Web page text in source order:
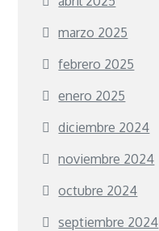
marzo 2025
febrero 2025
enero 2025
diciembre 2024
noviembre 2024
octubre 2024
septiembre 2024